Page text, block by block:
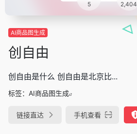
5 2,404
AI商品图生成
创自由
创自由是什么 创自由是北京比...
标签： AI商品图生成
链接直达 手机查看